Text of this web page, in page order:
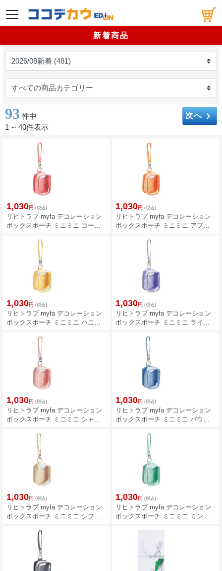
メニュー
新着商品
93 件中
1 ～ 40件表示
次へkeyboard_arrow_right
1,030円 (税込)
リヒトラブ myfa デコレーション
ボックスポーチ ミニミニ コーラ
1,030円 (税込)
リヒトラブ myfa デコレーション
ボックスポーチ ミニミニ アプリ
1,030円 (税込)
リヒトラブ myfa デコレーション
ボックスポーチ ミニミニ ハニー
1,030円 (税込)
リヒトラブ myfa デコレーション
ボックスポーチ ミニミニ ライラ
1,030円 (税込)
リヒトラブ myfa デコレーション
ボックスポーチ ミニミニ シャー
1,030円 (税込)
リヒトラブ myfa デコレーション
ボックスポーチ ミニミニ パウダ
1,030円 (税込)
リヒトラブ myfa デコレーション
ボックスポーチ ミニミニ シフォ
1,030円 (税込)
リヒトラブ myfa デコレーション
ボックスポーチ ミニミニ ミント